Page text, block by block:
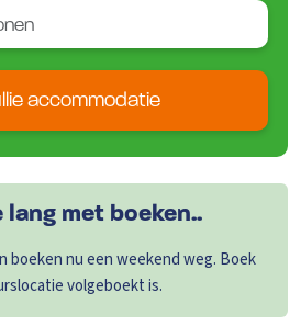
accommodatie
met boeken..
boeken nu een weekend weg. Boek
volgeboekt is.